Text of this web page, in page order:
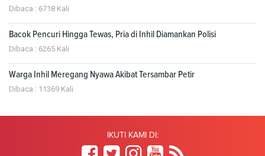
Dibaca : 6718 Kali
Bacok Pencuri Hingga Tewas, Pria di Inhil Diamankan Polisi
Dibaca : 6265 Kali
Warga Inhil Meregang Nyawa Akibat Tersambar Petir
Dibaca : 11369 Kali
IKUTI KAMI DI: